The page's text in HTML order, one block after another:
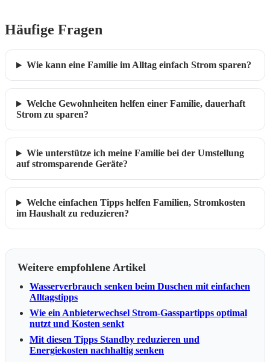
Häufige Fragen
Wie kann eine Familie im Alltag einfach Strom sparen?
Welche Gewohnheiten helfen einer Familie, dauerhaft
Strom zu sparen?
Wie unterstütze ich meine Familie bei der Umstellung
auf stromsparende Geräte?
Welche einfachen Tipps helfen Familien, Stromkosten
im Haushalt zu reduzieren?
Weitere empfohlene Artikel
Wasserverbrauch senken beim Duschen mit einfachen
Alltagstipps
Wie ein Anbieterwechsel Strom-Gasspartipps optimal
nutzt und Kosten senkt
Mit diesen Tipps Standby reduzieren und
Energiekosten nachhaltig senken